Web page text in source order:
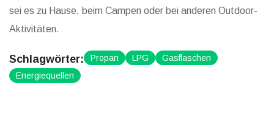
sei es zu Hause, beim Campen oder bei anderen Outdoor-
Aktivitäten.
Schlagwörter: Propan LPG
Gasflaschen
Energiequellen